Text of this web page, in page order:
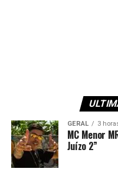
GERAL 3
MC Menor
Juízo 2”